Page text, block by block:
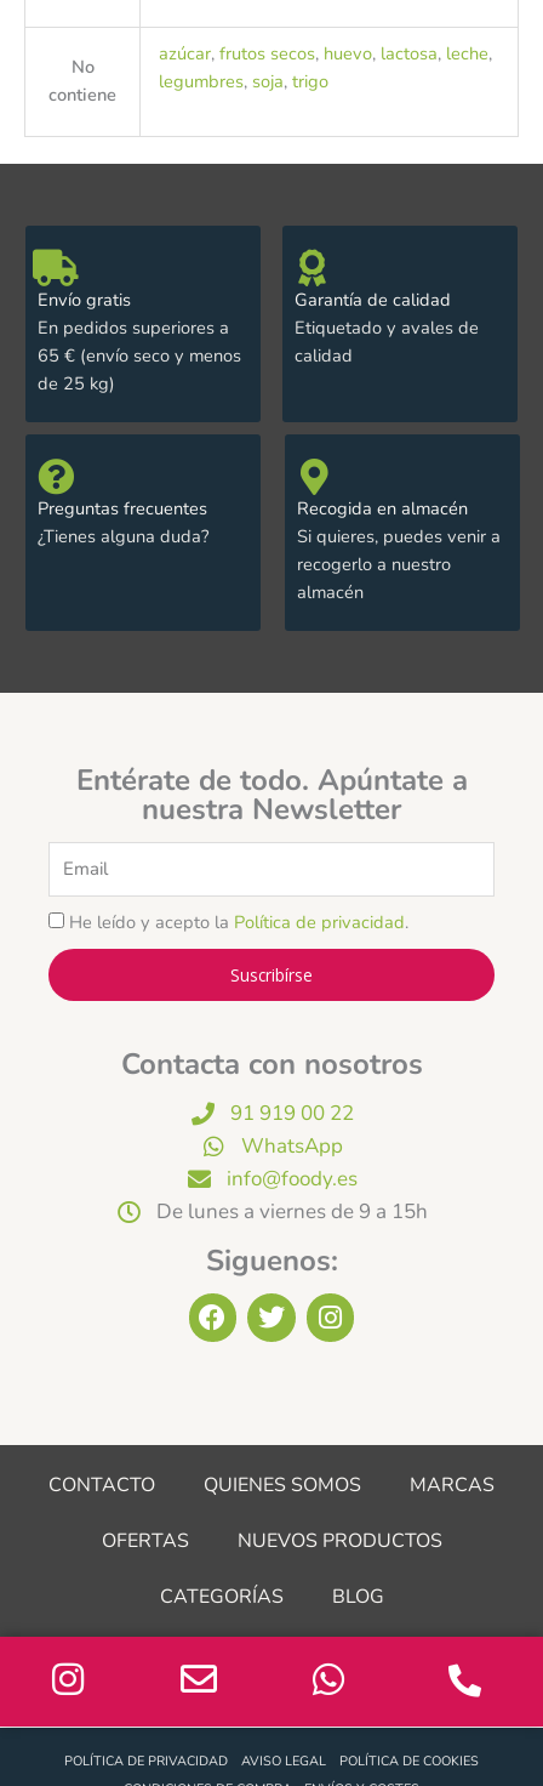
No
contiene
azúcar, frutos secos, huevo, lactosa, leche,
legumbres, soja, trigo
Envío gratis
En pedidos superiores a
65 € (envío seco y menos
de 25 kg)
Garantía de calidad
Etiquetado y avales de
calidad
Preguntas frecuentes
¿Tienes alguna duda?
Recogida en almacén
Si quieres, puedes venir a
recogerlo a nuestro
almacén
Entérate de todo. Apúntate a
nuestra Newsletter
He leído y acepto la Política de privacidad.
Suscribírse
Contacta con nosotros
91 919 00 22
WhatsApp
info@foody.es
De lunes a viernes de 9 a 15h
Siguenos:
F
a
o
k
T
w
e
I
n
g
a
CONTACTO QUIENES SOMOS MARCAS
OFERTAS NUEVOS PRODUCTOS
CATEGORÍAS BLOG
POLÍTICA DE PRIVACIDAD AVISO LEGAL
POLÍTICA DE COOKIES